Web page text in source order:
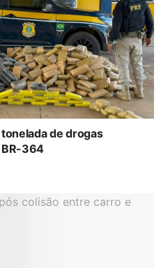
de drogas
BR-364